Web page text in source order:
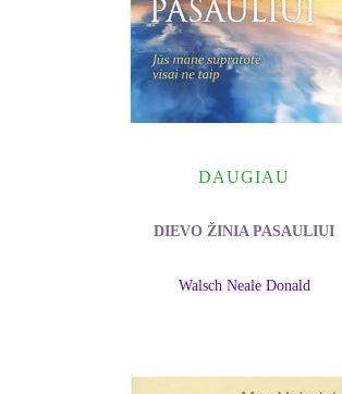
DAUGIAU
DIEVO ŽINIA PASAULIUI
Walsch Neale Donald